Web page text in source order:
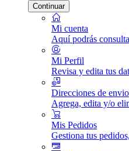
Continuar
Mi cuenta
Aquí podrás
Mi Perfil
Revisa y edita tus
Direcciones de envio
Agrega, edita y/o
Mis Pedidos
Gestiona tus